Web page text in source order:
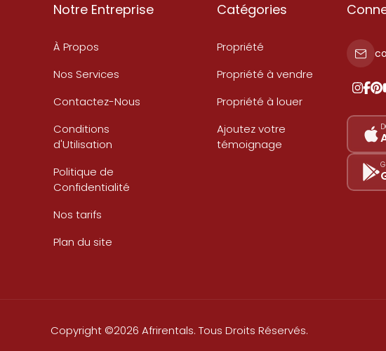
Notre Entreprise
À Propos
Nos Services
Contactez-Nous
Conditions
d'Utilisation
Politique de
Confidentialité
Nos tarifs
Plan du site
Catégories
Propriété
Propriété à vendre
Propriété à louer
Ajoutez votre
témoignage
Copyright ©2026 Afrirentals. Tous Droits Réservés.